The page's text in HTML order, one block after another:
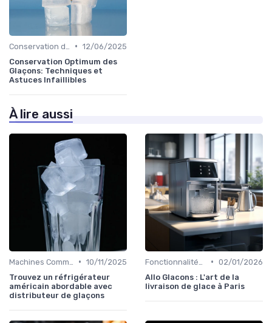
• 12/06/2025
Conservation Optimum des
Glaçons: Techniques et
Astuces Infaillibles
À lire aussi
• 10/11/2025
Trouvez un réfrigérateur
américain abordable avec
distributeur de glaçons
• 02/01/2026
Allo Glacons : L'art de la
livraison de glace à Paris